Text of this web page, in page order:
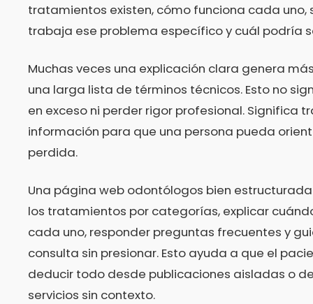
tratamientos existen, cómo funciona cada uno,
trabaja ese problema específico y cuál podría
Muchas veces una explicación clara genera
una larga lista de términos técnicos. Esto no
en exceso ni perder rigor profesional. Significa
información para que una persona pueda
perdida.
Una página web odontólogos bien
los tratamientos por categorías, explicar
cada uno, responder preguntas frecuentes y
consulta sin presionar. Esto ayuda a que el
deducir todo desde publicaciones aisladas o
servicios sin contexto.